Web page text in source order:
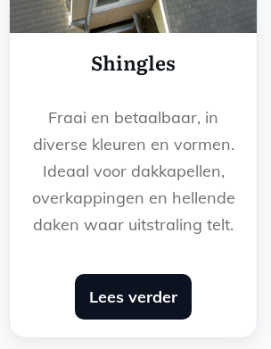
Shingles
Fraai en betaalbaar, in
diverse kleuren en vormen.
Ideaal voor dakkapellen,
overkappingen en hellende
daken waar uitstraling telt.
Lees verder